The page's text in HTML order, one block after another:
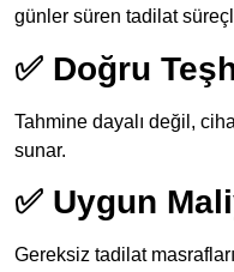
günler süren tadilat
✅ Doğru
Tahmine dayalı değil,
sunar.
✅ Uygun
Gereksiz tadilat